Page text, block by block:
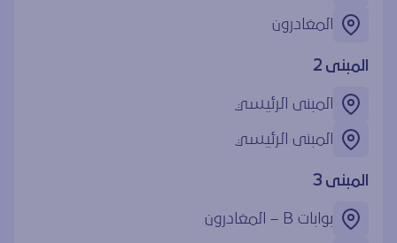
المغادرون
المبنى 2
المبنى الرئيسي
المبنى الرئيسي
المبنى 3
بوابات ‎B – المغادرون